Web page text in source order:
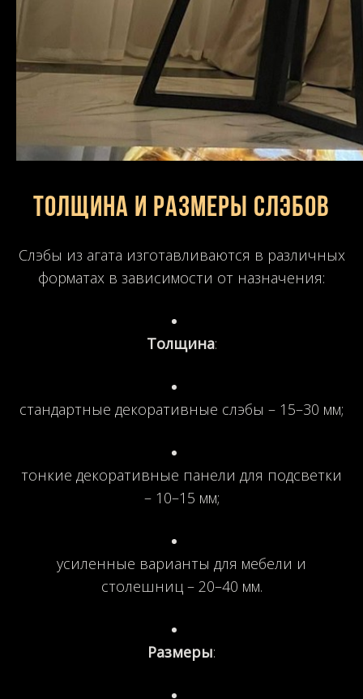
Толщина и размеры слэбов
Слэбы из агата изготавливаются в различных
форматах в зависимости от назначения:
Толщина:
стандартные декоративные слэбы – 15–30 мм;
тонкие декоративные панели для подсветки
– 10–15 мм;
усиленные варианты для мебели и
столешниц – 20–40 мм.
Размеры: